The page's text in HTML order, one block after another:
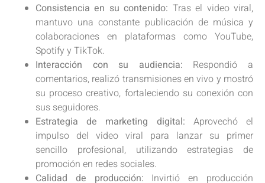
Consistencia en su contenido: Tras el video viral,
mantuvo una constante publicación de música y
colaboraciones en plataformas como YouTube,
Spotify y TikTok.
Interacción con su audiencia: Respondió a
comentarios, realizó transmisiones en vivo y mostró
su proceso creativo, fortaleciendo su conexión con
sus seguidores.
Estrategia de marketing digital: Aprovechó el
impulso del video viral para lanzar su primer
sencillo profesional, utilizando estrategias de
promoción en redes sociales.
Calidad de producción: Invirtió en producción